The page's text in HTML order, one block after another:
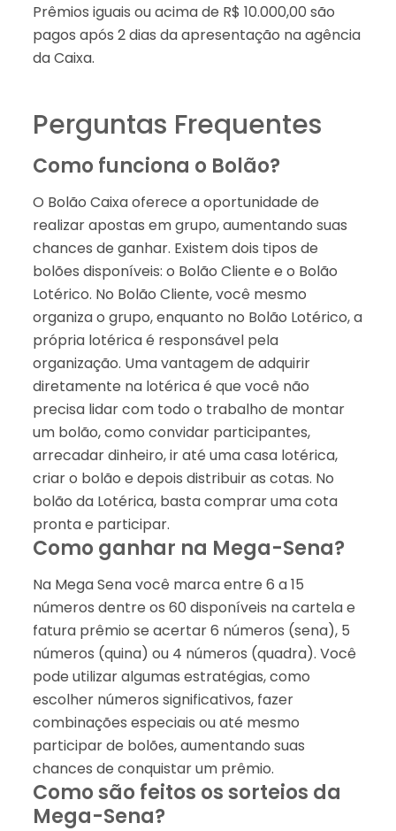
Prêmios iguais ou acima de R$ 10.000,00 são
pagos após 2 dias da apresentação na agência
da Caixa.
Perguntas Frequentes
Como funciona o Bolão?
O Bolão Caixa oferece a oportunidade de
realizar apostas em grupo, aumentando suas
chances de ganhar. Existem dois tipos de
bolões disponíveis: o Bolão Cliente e o Bolão
Lotérico. No Bolão Cliente, você mesmo
organiza o grupo, enquanto no Bolão Lotérico, a
própria lotérica é responsável pela
organização. Uma vantagem de adquirir
diretamente na lotérica é que você não
precisa lidar com todo o trabalho de montar
um bolão, como convidar participantes,
arrecadar dinheiro, ir até uma casa lotérica,
criar o bolão e depois distribuir as cotas. No
bolão da Lotérica, basta comprar uma cota
pronta e participar.
Como ganhar na Mega-Sena?
Na Mega Sena você marca entre 6 a 15
números dentre os 60 disponíveis na cartela e
fatura prêmio se acertar 6 números (sena), 5
números (quina) ou 4 números (quadra). Você
pode utilizar algumas estratégias, como
escolher números significativos, fazer
combinações especiais ou até mesmo
participar de bolões, aumentando suas
chances de conquistar um prêmio.
Como são feitos os sorteios da
Mega-Sena?